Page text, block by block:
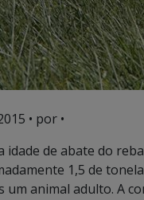
• por •
idade de abate do
1,5 de
um animal adulto. A